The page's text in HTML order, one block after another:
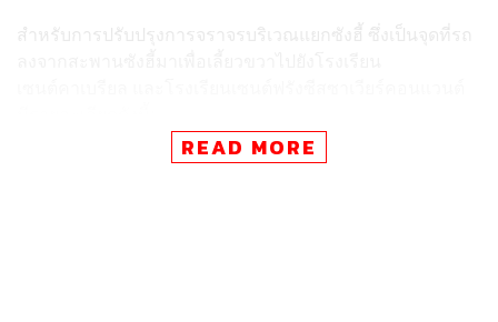
สำหรับการปรับปรุงการจราจรบริเวณแยกซังฮี้ ซึ่งเป็นจุดที่รถ
ช่วงเช้า (ชั่วโมงเร่งด่วนถึง 09.00 น.): ได้มีการปรับช่อง
READ MORE